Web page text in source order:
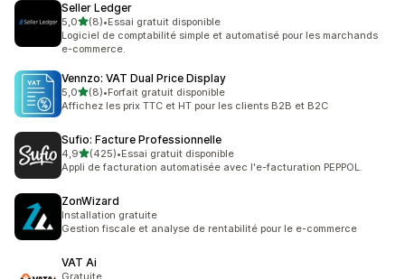
Seller Ledger
5,0étoile(s) sur 5
(8)
8 avis au total
•Essai gratuit disponible
Logiciel de comptabilité simple et automatisé pour les marchands
e-commerce.
Vennzo: VAT Dual Price Display
5,0étoile(s) sur 5
(8)
8 avis au total
•Forfait gratuit disponible
Affichez les prix TTC et HT pour les clients B2B et B2C
Sufio: Facture Professionnelle
4,9étoile(s) sur 5
(425)
425 avis au total
•Essai gratuit disponible
Appli de facturation automatisée avec l'e-facturation PEPPOL.
ZonWizard
Installation gratuite
Gestion fiscale et analyse de rentabilité pour le e-commerce
VAT Ai
Gratuite